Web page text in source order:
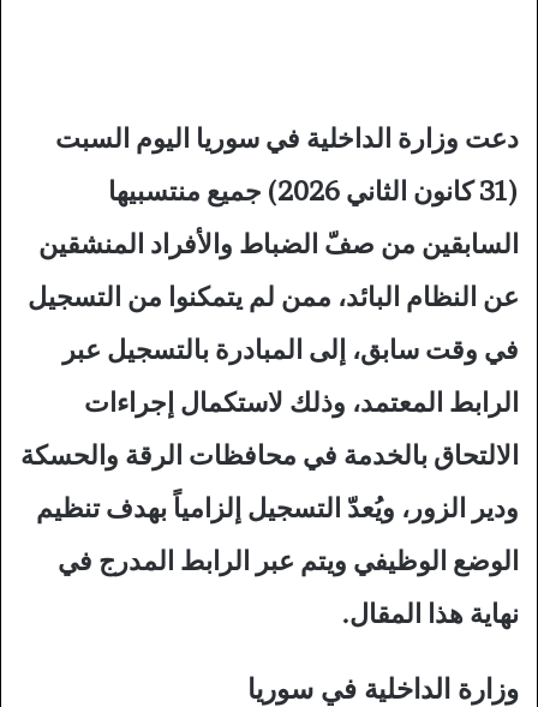
دعت وزارة الداخلية في سوريا اليوم السبت
(31 كانون الثاني 2026) جميع منتسبيها
السابقين من صفّ الضباط والأفراد المنشقين
عن النظام البائد، ممن لم يتمكنوا من التسجيل
في وقت سابق، إلى المبادرة بالتسجيل عبر
الرابط المعتمد، وذلك لاستكمال إجراءات
الالتحاق بالخدمة في محافظات الرقة والحسكة
ودير الزور، ويُعدّ التسجيل إلزامياً بهدف تنظيم
الوضع الوظيفي ويتم عبر الرابط المدرج في
نهاية هذا المقال.
وزارة الداخلية في سوريا